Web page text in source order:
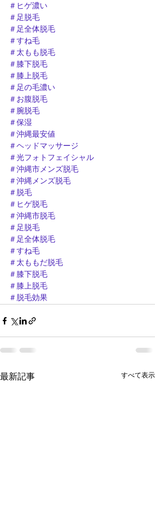
＃ヒゲ濃い
＃足脱毛
＃足全体脱毛
＃すね毛
＃太もも脱毛
＃膝下脱毛
＃膝上脱毛
＃足の毛濃い
＃お腹脱毛
＃腕脱毛
＃保湿
＃沖縄最安値
＃ヘッドマッサージ
＃光フォトフェイシャル
＃沖縄市メンズ脱毛
＃沖縄メンズ脱毛
＃脱毛
＃ヒゲ脱毛
＃沖縄市脱毛
＃足脱毛
＃足全体脱毛
＃すね毛
＃太ももだ脱毛
＃膝下脱毛
＃膝上脱毛
＃脱毛効果
最新記事 すべて表示